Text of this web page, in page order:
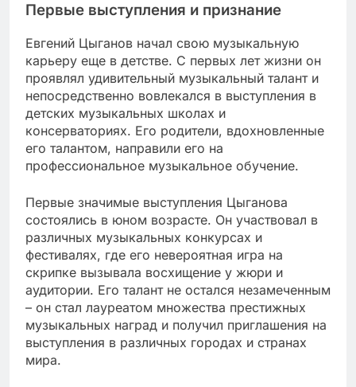
Первые выступления и признание
Евгений Цыганов начал свою музыкальную
карьеру еще в детстве. С первых лет жизни он
проявлял удивительный музыкальный талант и
непосредственно вовлекался в выступления в
детских музыкальных школах и
консерваториях. Его родители, вдохновленные
его талантом, направили его на
профессиональное музыкальное обучение.
Первые значимые выступления Цыганова
состоялись в юном возрасте. Он участвовал в
различных музыкальных конкурсах и
фестивалях, где его невероятная игра на
скрипке вызывала восхищение у жюри и
аудитории. Его талант не остался незамеченным
– он стал лауреатом множества престижных
музыкальных наград и получил приглашения на
выступления в различных городах и странах
мира.